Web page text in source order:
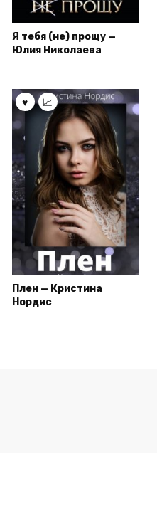
Я тебя (не) прощу —
Юлия Николаева
Плен — Кристина
Нордис